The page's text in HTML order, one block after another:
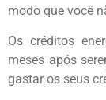
modo que você
Os créditos
meses após
gastar os seus